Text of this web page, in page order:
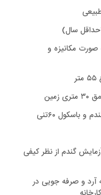
صورت مکانیزه و
گندم از نظر کیفی
آرد و صرفه جویی در